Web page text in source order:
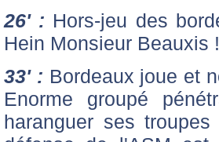
26' : Hors-jeu des
Hein Monsieur Beauxis
33' : Bordeaux joue et
Enorme groupé
haranguer ses